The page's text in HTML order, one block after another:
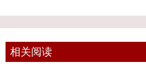
相关阅读